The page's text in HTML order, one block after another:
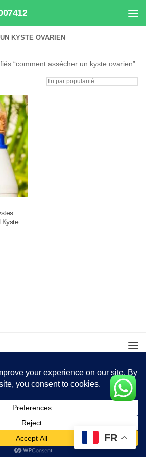
KYSTE OVARIEN
“comment assécher un kyste ovarien”
Kyste
FR